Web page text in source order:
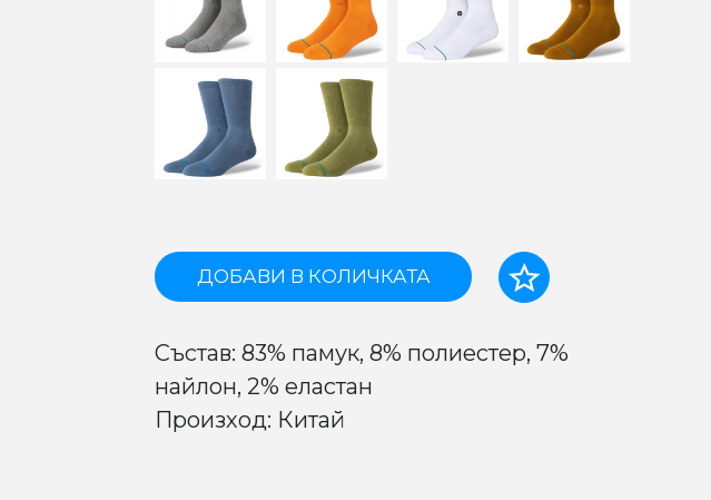
ДОБАВИ В КОЛИЧКАТА
Състав: 83% памук, 8% полиестер, 7%
найлон, 2% еластан
Произход: Китай